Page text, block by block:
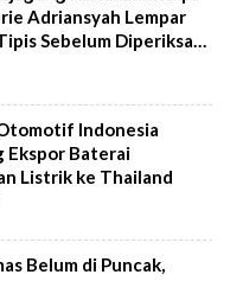
Adriansyah Lempar
Sebelum Diperiksa
Indonesia
Ekspor Baterai
Listrik ke Thailand
Belum di Puncak,